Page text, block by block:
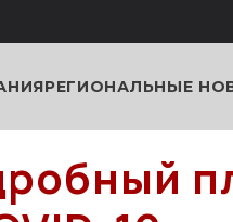
РЕГИОНАЛЬНЫЕ